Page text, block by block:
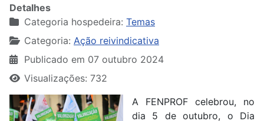
Detalhes
Categoria hospedeira: Temas
Categoria: Ação reivindicativa
Publicado em 07 outubro 2024
Visualizações: 732
A FENPROF celebrou, no
dia 5 de outubro, o Dia